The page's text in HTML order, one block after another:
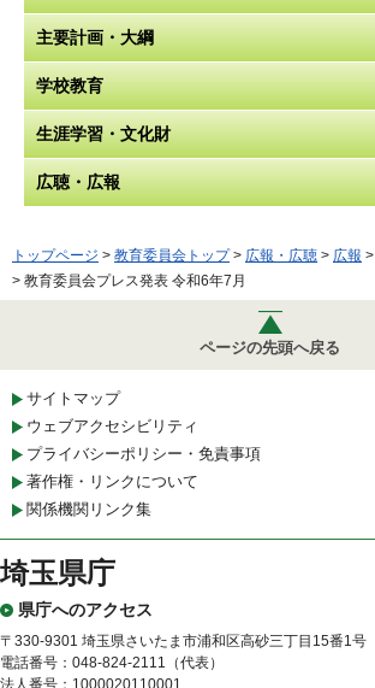
主要計画・大綱
学校教育
生涯学習・文化財
広聴・広報
トップページ > 教育委員会トップ> 広報・広聴 > 広報 >
> 教育委員会プレス発表 令和6年7月
ページの先頭へ戻る
サイトマップ
ウェブアクセシビリティ
プライバシーポリシー・免責事項
著作権・リンクについて
関係機関リンク集
埼玉県庁
県庁へのアクセス
〒330-9301 埼玉県さいたま市浦和区高砂三丁目15番1号
電話番号：048-824-2111（代表）
法人番号：1000020110001